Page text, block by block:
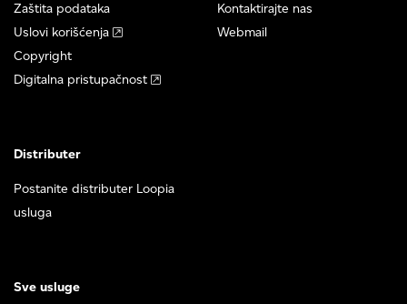
Zaštita podataka
Uslovi korišćenja
Copyright
Digitalna pristupačnost
Kontaktirajte nas
Webmail
Distributer
Postanite distributer Loopia
usluga
Sve usluge